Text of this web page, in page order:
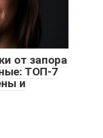
от запора
ТОП-7
и